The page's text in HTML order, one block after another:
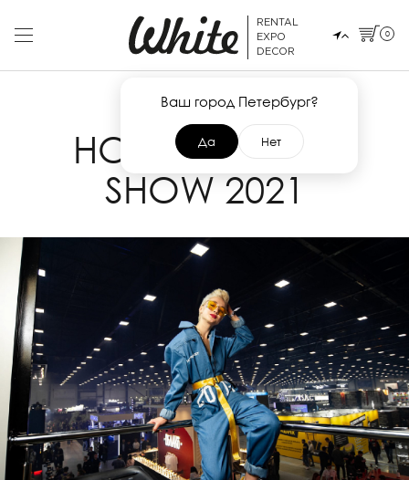
RENTAL
EXPO
DECOR
Ваш город Петербург?
Да Нет
0
1 МАЯ 2021
HOOKAH CLUB
SHOW 2021